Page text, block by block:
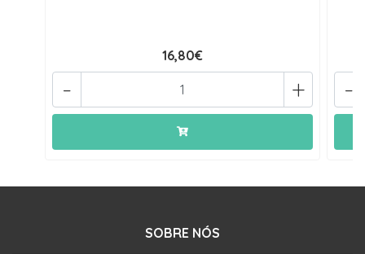
16,80€
+
- -
SOBRE NÓS